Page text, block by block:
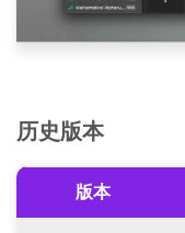
历史版本
版本